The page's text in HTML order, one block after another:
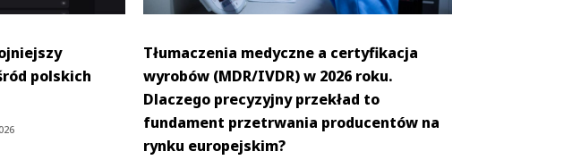
polskich
Tłumaczenia medyczne a certyfikacja
wyrobów (MDR/IVDR) w 2026 roku.
Dlaczego precyzyjny przekład to
fundament przetrwania producentów na
rynku europejskim?